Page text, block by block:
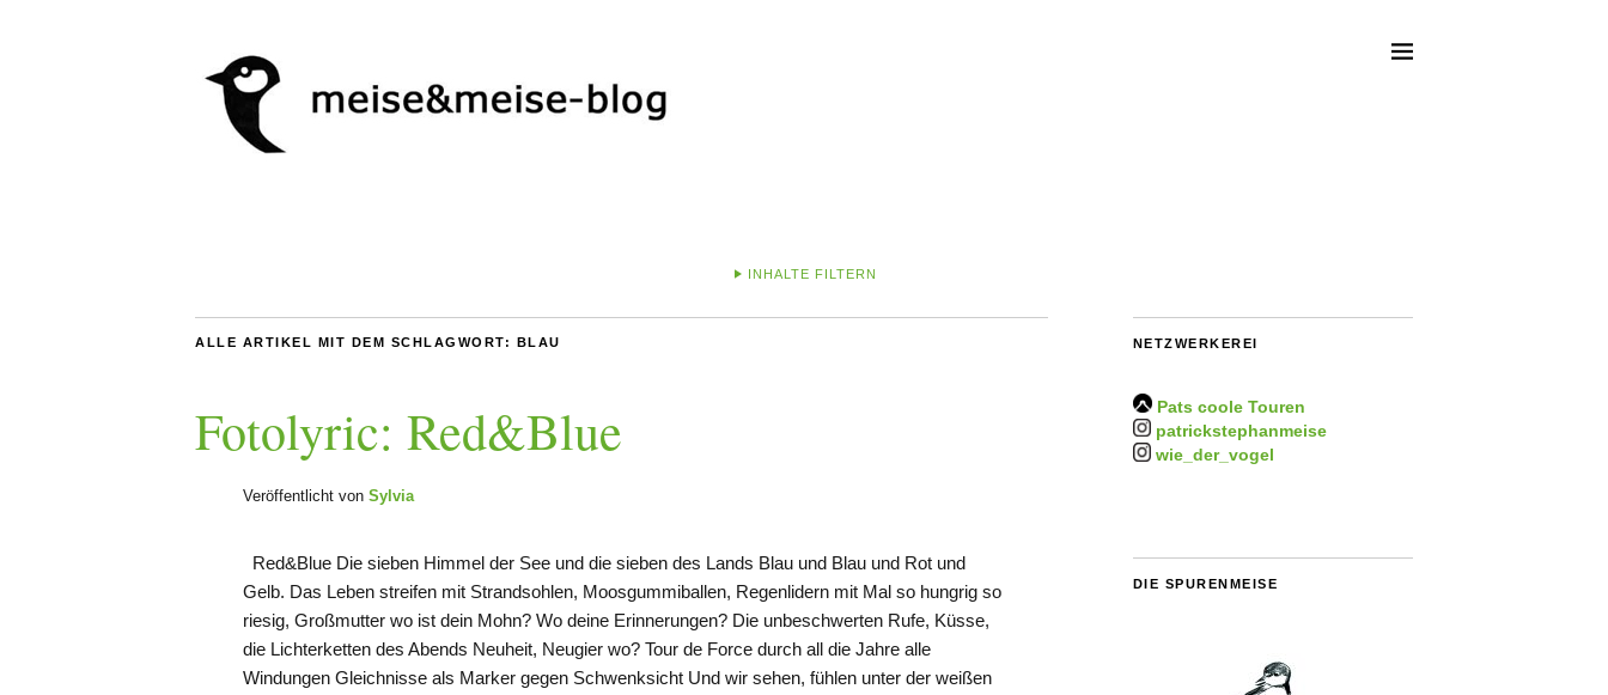
INHALTE FILTERN
ALLE ARTIKEL MIT DEM SCHLAGWORT: BLAU
Fotolyric: Red&Blue
Veröffentlicht von Sylvia
Red&Blue Die sieben Himmel der See und die sieben des Lands Blau und Blau und Rot und
Gelb. Das Leben streifen mit Strandsohlen, Moosgummiballen, Regenlidern mit Mal so hungrig so
riesig, Großmutter wo ist dein Mohn? Wo deine Erinnerungen? Die unbeschwerten Rufe, Küsse,
die Lichterketten des Abends Neuheit, Neugier wo? Tour de Force durch all die Jahre alle
Windungen Gleichnisse als Marker gegen Schwenksicht Und wir sehen, fühlen unter der weißen
NETZWERKEREI
Pats coole Touren
patrickstephanmeise
wie_der_vogel
DIE SPURENMEISE